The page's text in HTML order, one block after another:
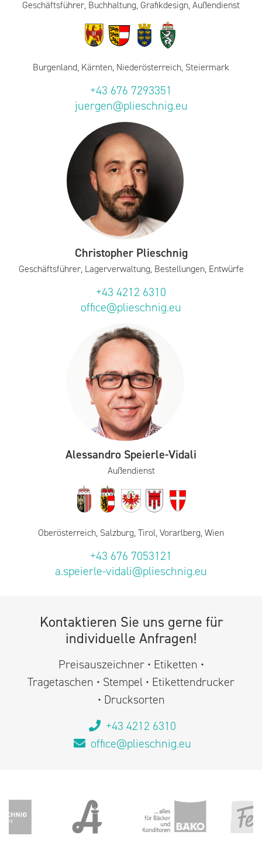
Burgenland, Kärnten, Niederösterreich, Steiermark
+43 676 7293351
Christopher Plieschnig
Geschäftsführer, Lagerverwaltung, Bestellungen, Entwürfe
+43 4212 6310
Alessandro Speierle-Vidali
Außendienst
Oberösterreich, Salzburg, Tirol, Vorarlberg, Wien
+43 676 7053121
individuelle Anfragen!
Preisauszeichner • Etiketten •
• Drucksorten
+43 4212 6310
office@plieschnig.eu